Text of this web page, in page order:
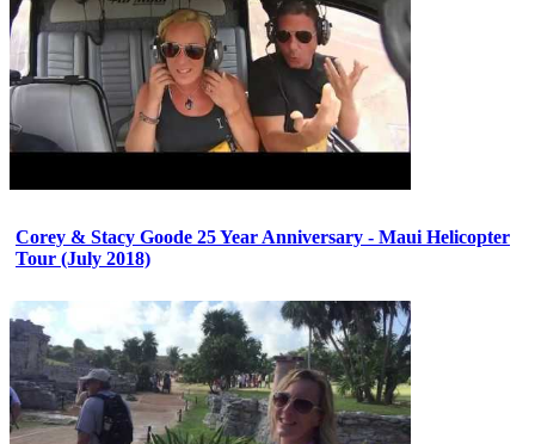
Corey & Stacy Goode 25 Year Anniversary - Maui Helicopter
Tour (July 2018)